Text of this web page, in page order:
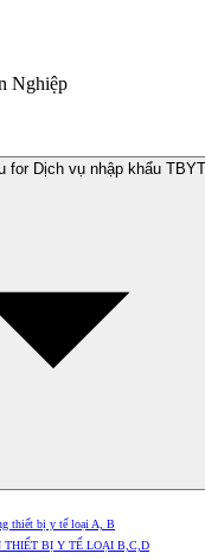
Nghiệp
for Dịch vụ nhập khẩu TBYT
thiết bị y tế loại A, B
BỊ Y TẾ LOẠI B,C,D